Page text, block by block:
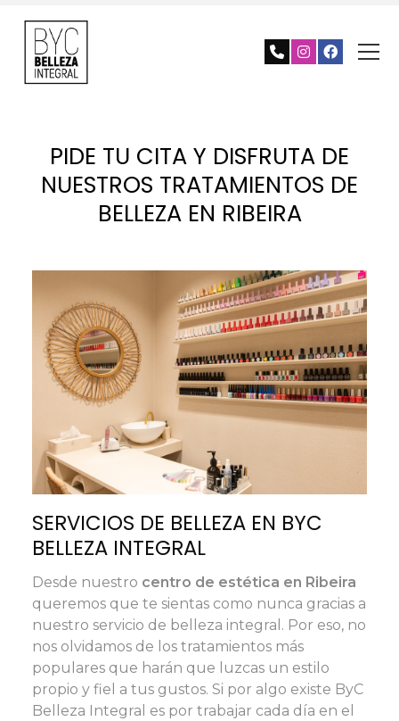
PIDE TU CITA Y DISFRUTA DE
NUESTROS TRATAMIENTOS DE
BELLEZA EN RIBEIRA
SERVICIOS DE BELLEZA EN BYC
BELLEZA INTEGRAL
Desde nuestro centro de estética en Ribeira
queremos que te sientas como nunca gracias a
nuestro servicio de belleza integral. Por eso, no
nos olvidamos de los tratamientos más
populares que harán que luzcas un estilo
propio y fiel a tus gustos. Si por algo existe ByC
Belleza Integral es por trabajar cada día en el